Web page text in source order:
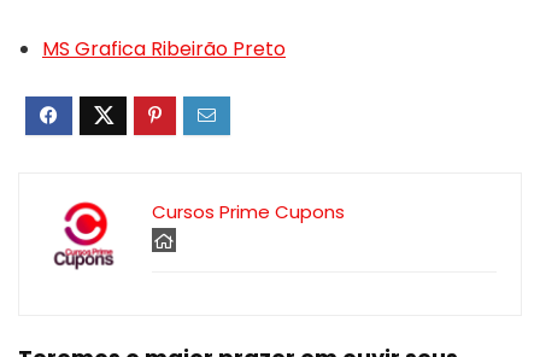
MS Grafica Ribeirão Preto
Cursos Prime Cupons